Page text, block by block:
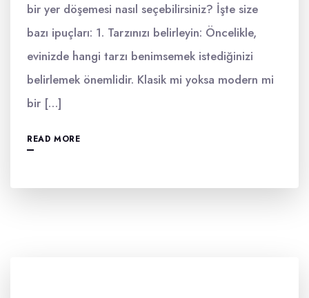
bir yer döşemesi nasıl seçebilirsiniz? İşte size
bazı ipuçları: 1. Tarzınızı belirleyin: Öncelikle,
evinizde hangi tarzı benimsemek istediğinizi
belirlemek önemlidir. Klasik mi yoksa modern mi
bir […]
READ MORE